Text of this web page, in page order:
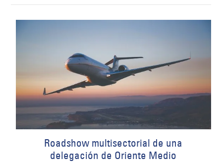
Roadshow multisectorial de una
delegación de Oriente Medio